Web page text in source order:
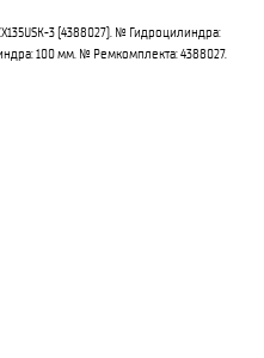
3 (4388027). № Гидроцилиндра:
100 мм. № Ремкомплекта: 4388027.